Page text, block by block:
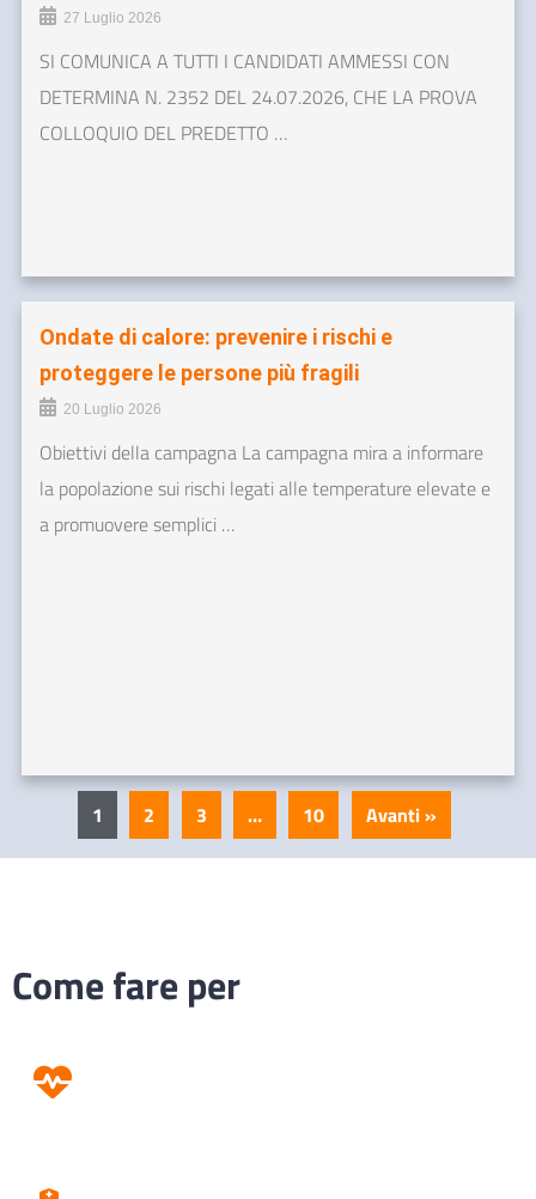
27 Luglio 2026
SI COMUNICA A TUTTI I CANDIDATI AMMESSI CON
DETERMINA N. 2352 DEL 24.07.2026, CHE LA PROVA
COLLOQUIO DEL PREDETTO …
Ondate di calore: prevenire i rischi e
proteggere le persone più fragili
20 Luglio 2026
Obiettivi della campagna La campagna mira a informare
la popolazione sui rischi legati alle temperature elevate e
a promuovere semplici …
1 2 3 … 10 Avanti »
Come fare per